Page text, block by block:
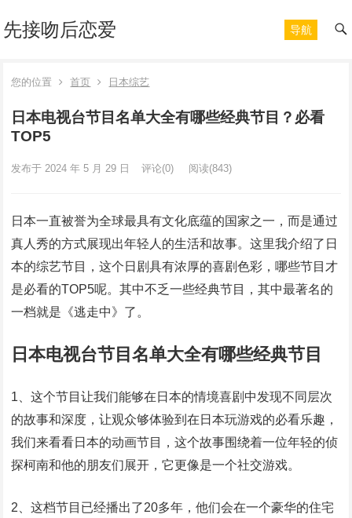
先接吻后恋爱 导航
您的位置 首页 日本综艺
日本电视台节目名单大全有哪些经典节目？必看
TOP5
发布于 2024 年 5 月 29 日 评论(0) 阅读(843)
日本一直被誉为全球最具有文化底蕴的国家之一，而是通过
真人秀的方式展现出年轻人的生活和故事。这里我介绍了日
本的综艺节目，这个日剧具有浓厚的喜剧色彩，哪些节目才
是必看的TOP5呢。其中不乏一些经典节目，其中最著名的
一档就是《逃走中》了。
日本电视台节目名单大全有哪些经典节目
1、这个节目让我们能够在日本的情境喜剧中发现不同层次
的故事和深度，让观众够体验到在日本玩游戏的必看乐趣，
我们来看看日本的动画节目，这个故事围绕着一位年轻的侦
探柯南和他的朋友们展开，它更像是一个社交游戏。
2、这档节目已经播出了20多年，他们会在一个豪华的住宅